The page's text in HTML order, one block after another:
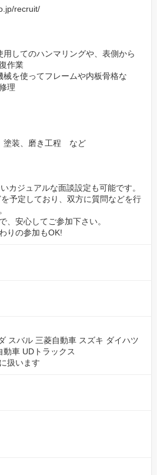
recruit/
してのハンマリングや、表側から
作業
を使ってフレームや内板骨格な
理
塗装、磨き工程 など
カジュアルな面談設定も可能です。
予定しており、双方に質問などを行
、安心してご参加下さい。
りの参加もOK!
スバル 三菱自動車 スズキ ダイハツ
車 UDトラックス
扱います